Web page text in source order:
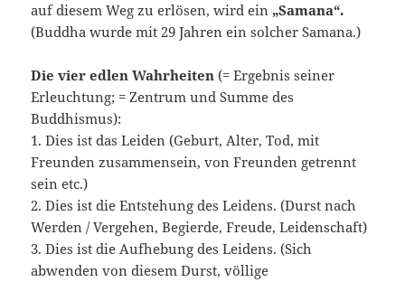
auf diesem Weg zu erlösen, wird ein „Samana“.
(Buddha wurde mit 29 Jahren ein solcher Samana.)
Die vier edlen Wahrheiten (= Ergebnis seiner
Erleuchtung; = Zentrum und Summe des
Buddhismus):
1. Dies ist das Leiden (Geburt, Alter, Tod, mit
Freunden zusammensein, von Freunden getrennt
sein etc.)
2. Dies ist die Entstehung des Leidens. (Durst nach
Werden / Vergehen, Begierde, Freude, Leidenschaft)
3. Dies ist die Aufhebung des Leidens. (Sich
abwenden von diesem Durst, völlige